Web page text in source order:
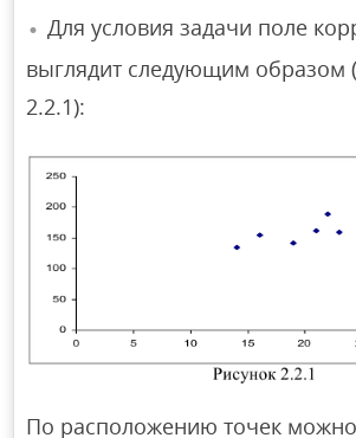
Для условия задачи поле
выглядит следующим образом
2.2.1):
По расположению точек можно